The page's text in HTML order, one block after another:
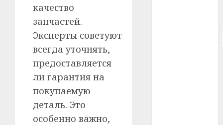
качество
запчастей.
Эксперты советуют
всегда уточнять,
предоставляется
ли гарантия на
покупаемую
деталь. Это
особенно важно,